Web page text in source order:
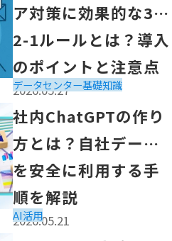
2026.05.27
ア対策に効果的な3-
2-1ルールとは？導入
のポイントと注意点
を解説
データセンター基礎知識
？自社データを安全に利用
2026.05.21
社内ChatGPTの作り
方とは？自社データ
を安全に利用する手
順を解説
AI活用